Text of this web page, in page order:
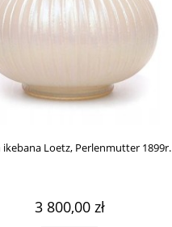
ikebana Loetz, Perlenmutter 1899r.
3 800,00 zł